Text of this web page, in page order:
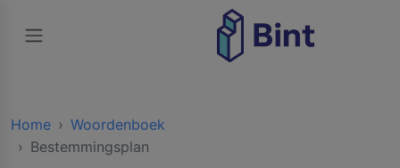
Home
Woordenboek
Bestemmingsplan